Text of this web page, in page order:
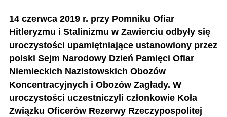
14 czerwca 2019 r. przy Pomniku Ofiar
Hitleryzmu i Stalinizmu w Zawierciu odbyły się
uroczystości upamiętniające ustanowiony przez
polski Sejm Narodowy Dzień Pamięci Ofiar
Niemieckich Nazistowskich Obozów
Koncentracyjnych i Obozów Zagłady. W
uroczystości uczestniczyli członkowie Koła
Związku Oficerów Rezerwy Rzeczypospolitej